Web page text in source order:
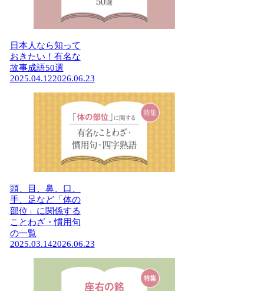
日本人なら知って
おきたい！有名な
故事成語50選
2025.04.122026.06.23
頭、目、鼻、口、
手、足など「体の
部位」に関係する
ことわざ・慣用句
の一覧
2025.03.142026.06.23